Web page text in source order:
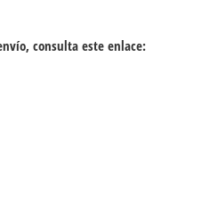
consulta este enlace: